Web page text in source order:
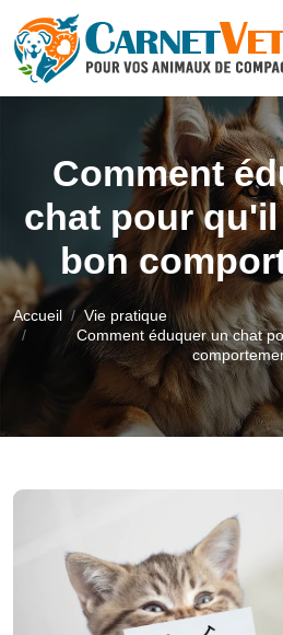
Comment
chat pour
bon
Accueil
Vie pratique
Comment éduquer un chat